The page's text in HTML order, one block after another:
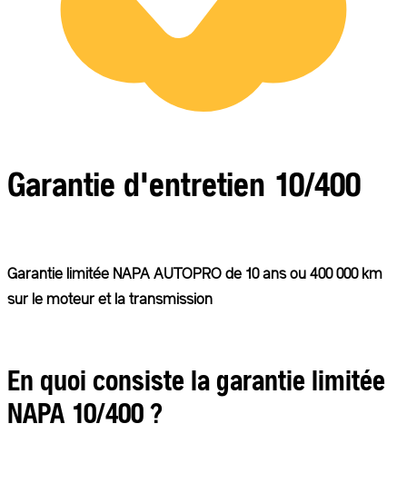
Garantie d'entretien 10/400
Garantie limitée NAPA AUTOPRO de 10 ans ou 400 000 km
sur le moteur et la transmission
En quoi consiste la garantie limitée
NAPA 10/400 ?